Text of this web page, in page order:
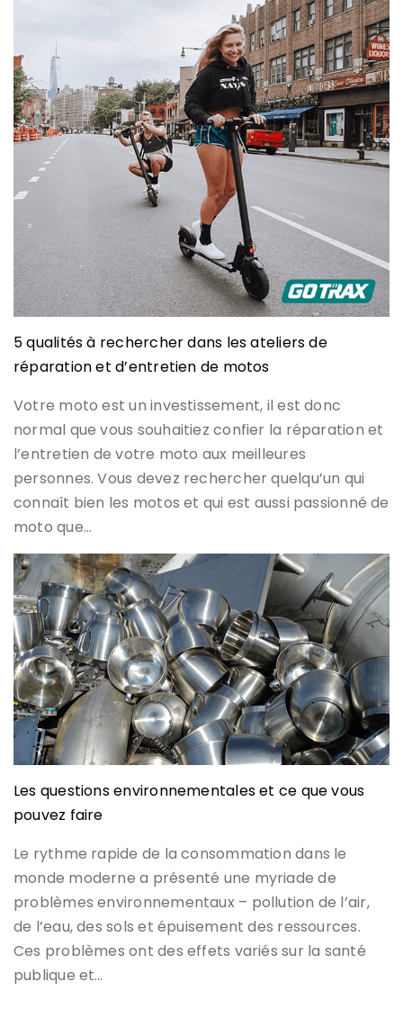
5 qualités à rechercher dans les ateliers de
réparation et d’entretien de motos
Votre moto est un investissement, il est donc
normal que vous souhaitiez confier la réparation et
l’entretien de votre moto aux meilleures
personnes. Vous devez rechercher quelqu’un qui
connaît bien les motos et qui est aussi passionné de
moto que…
Les questions environnementales et ce que vous
pouvez faire
Le rythme rapide de la consommation dans le
monde moderne a présenté une myriade de
problèmes environnementaux – pollution de l’air,
de l’eau, des sols et épuisement des ressources.
Ces problèmes ont des effets variés sur la santé
publique et…